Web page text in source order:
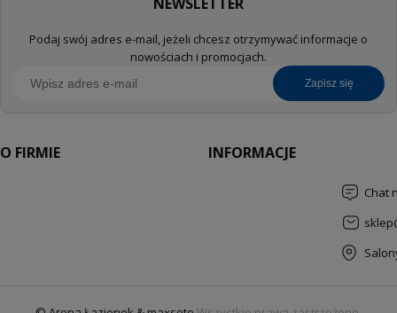
Podaj swój adres e-mail, jeżeli chcesz otrzymywać informacje o
nowościach i promocjach.
zapisz się
O FIRMIE INFORMACJE
Chat